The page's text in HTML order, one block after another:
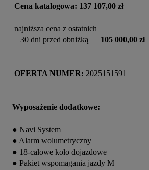
Cena katalogowa: 137 107,00 zł
    30 dni przed obniżką
105 000,00 zł
OFERTA NUMER: 2025151591
Wyposażenie dodatkowe:
● Navi System
● Alarm wolumetryczny
● 18-calowe koło dojazdowe
● Pakiet wspomagania jazdy M